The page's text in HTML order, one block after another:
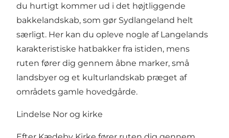
du hurtigt kommer ud i det højtliggende
bakkelandskab, som gør Sydlangeland helt
særligt. Her kan du opleve nogle af Langelands
karakteristiske hatbakker fra istiden, mens
ruten fører dig gennem åbne marker, små
landsbyer og et kulturlandskab præget af
områdets gamle hovedgårde.
Lindelse Nor og kirke